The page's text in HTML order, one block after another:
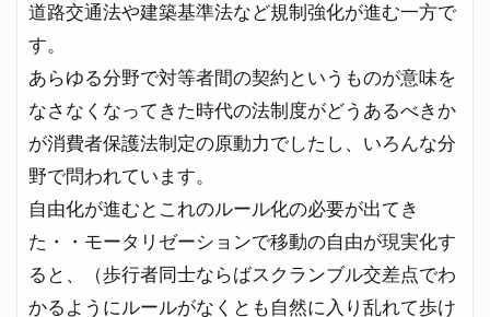
道路交通法や建築基準法など規制強化が進む一方で
す。
あらゆる分野で対等者間の契約というものが意味を
なさなくなってきた時代の法制度がどうあるべきか
が消費者保護法制定の原動力でしたし、いろんな分
野で問われています。
自由化が進むとこれのルール化の必要が出てき
た・・モータリゼーションで移動の自由が現実化す
ると、（歩行者同士ならばスクランブル交差点でわ
かるようにルールがなくとも自然に入り乱れて歩け